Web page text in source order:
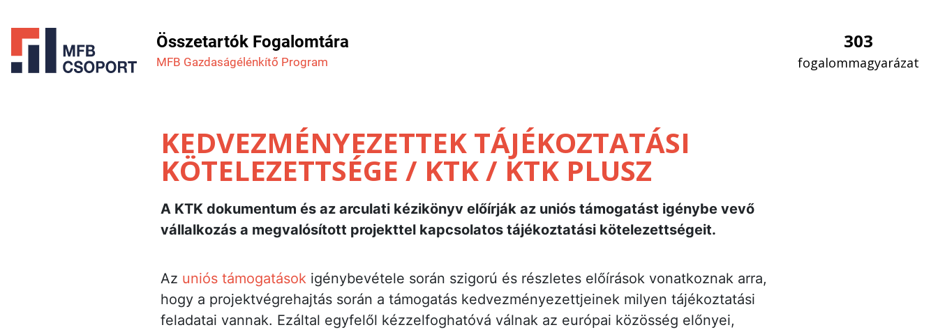
Összetartók Fogalomtára
MFB Gazdaság­élénkítő Program
303
fogalommagyarázat
KEDVEZMÉNYEZETTEK TÁJÉKOZTATÁSI
KÖTELEZETTSÉGE / KTK / KTK PLUSZ
A KTK dokumentum és az arculati kézikönyv előírják az uniós támogatást igénybe vevő
vállalkozás a megvalósított projekttel kapcsolatos tájékoztatási kötelezettségeit.
Az uniós támogatásokigénybevétele során szigorú és részletes előírások vonatkoznak arra,
hogy a projektvégrehajtás során a támogatás kedvezményezettjeinek milyen tájékoztatási
feladatai vannak. Ezáltal egyfelől kézzelfoghatóvá válnak az európai közösség előnyei,